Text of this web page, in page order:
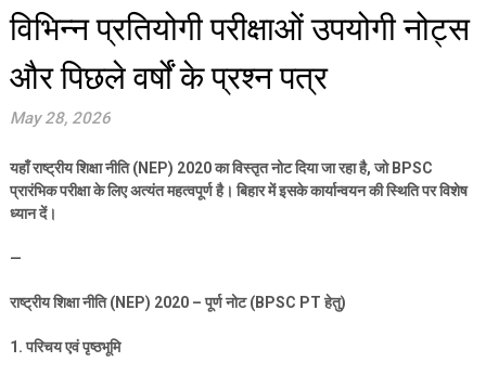
विभिन्न प्रतियोगी परीक्षाओं उपयोगी नोट्स
और पिछले वर्षों के प्रश्न पत्र
May 28, 2026
यहाँ राष्ट्रीय शिक्षा नीति (NEP) 2020का विस्तृत नोट दिया जा रहा है,जो BPSC
प्रारंभिक परीक्षा के लिए अत्यंत महत्वपूर्ण है। बिहार में इसके कार्यान्वयन की स्थिति पर विशेष
ध्यान दें।
—
राष्ट्रीय शिक्षा नीति (NEP) 2020 –पूर्ण नोट (BPSC PTहेतु)
1.परिचय एवं पृष्ठभूमि